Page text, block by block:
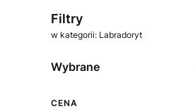
Filtry
w kategorii: Labradoryt
Wybrane
CENA